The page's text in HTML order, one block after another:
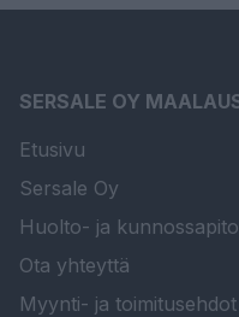
SERSALE OY
Etusivu
Sersale Oy
Huolto- ja kunnossapito
Ota yhteyttä
Myynti- ja toimitusehdot